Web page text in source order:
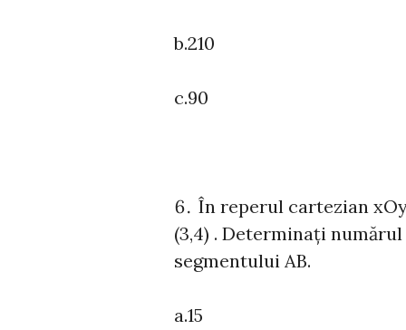
b.210
c.90
În reperul cartezian xOy
(3,4) . Determinați
segmentului AB.
a.15